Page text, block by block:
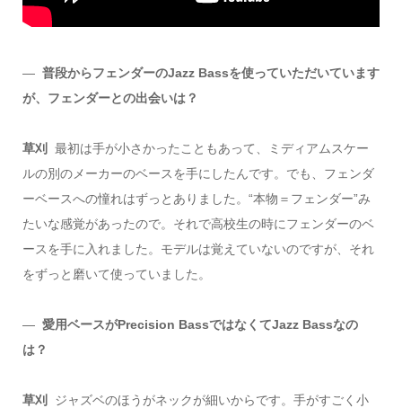
― 普段からフェンダーのJazz Bassを使っていただいています
が、フェンダーとの出会いは？
草刈 最初は手が小さかったこともあって、ミディアムスケー
ルの別のメーカーのベースを手にしたんです。でも、フェンダ
ーベースへの憧れはずっとありました。“本物＝フェンダー”み
たいな感覚があったので。それで高校生の時にフェンダーのベ
ースを手に入れました。モデルは覚えていないのですが、それ
をずっと磨いて使っていました。
― 愛用ベースがPrecision BassではなくてJazz Bassなの
は？
草刈 ジャズベのほうがネックが細いからです。手がすごく小